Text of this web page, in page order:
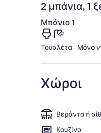
2 μπάνια, 1
Μπάνιο 1
Τουαλέτα · Μόνο
Χώροι
Βεράντα ή
Κουζίνα